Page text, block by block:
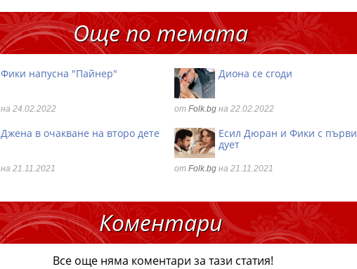
Още по темата
Фики напусна "Пайнер"
на 24.02.2022
Диона се сгоди
от Folk.bg на 22.02.2022
Джена в очакване на второ дете
на 21.11.2021
Есил Дюран и Фики с първи
дует
от Folk.bg на 21.11.2021
Коментари
Все още няма коментари за тази статия!